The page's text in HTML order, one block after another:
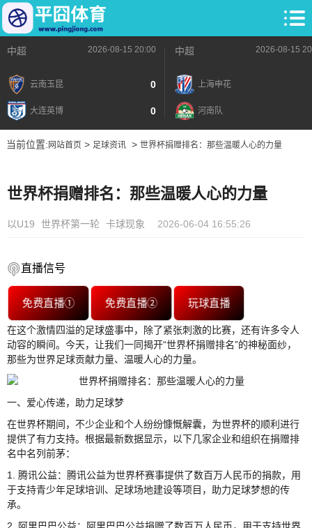
中超 2026-08-15 20:00
云南玉昆 0
大连英博 0
中超 2026-08-15
上海申花
河南队
当前位置: 网站首页> 足球资讯> 世界杯捐赠排名：那些温暖人心的力量
世界杯捐赠排名：那些温暖人心的力量
以U19 世界杯第一轮 卡球现象 2026-06-04 16:55:26
直播信号
免费直播① 免费直播② 玩球直播
在这个激情四溢的足球盛事中，除了紧张刺激的比赛，还有许多令人
动容的瞬间。今天，让我们一同揭开“世界杯捐赠排名”的神秘面纱，
那些为世界足球贡献力量、温暖人心的力量。
一、爱心传递，助力足球梦
在世界杯期间，不少企业和个人纷纷慷慨解囊，为世界杯的顺利进行
提供了有力支持。根据最新数据显示，以下几家企业和组织在捐赠排
名中名列前茅：
1. 腾讯公益：腾讯公益为世界杯赛事提供了数百万人民币的捐款，用
于支持青少年足球培训、足球场地建设等项目，助力足球梦想的传
承。
2. 阿里巴巴公益：阿里巴巴公益捐赠了数百万人民币，用于支持世界